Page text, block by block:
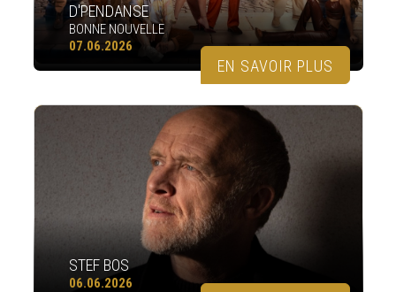
D'PENDANSE
BONNE NOUVELLE
07.06.2026
EN SAVOIR PLUS
STEF BOS
06.06.2026